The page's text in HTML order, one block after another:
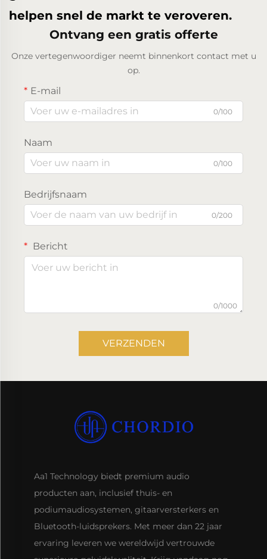
helpen snel de markt te veroveren.
Ontvang een gratis offerte
Onze vertegenwoordiger neemt binnenkort contact met u
op.
E-mail
0/100
Naam
0/100
Bedrijfsnaam
0/200
Bericht
0/1000
VERZENDEN
Aa1 Technology biedt premium audio
producten aan, inclusief thuis- en
podiumaudiosystemen, gitaarversterkers en
Bluetooth-luidsprekers. Met meer dan 22 jaar
ervaring leveren we wereldwijd vertrouwde